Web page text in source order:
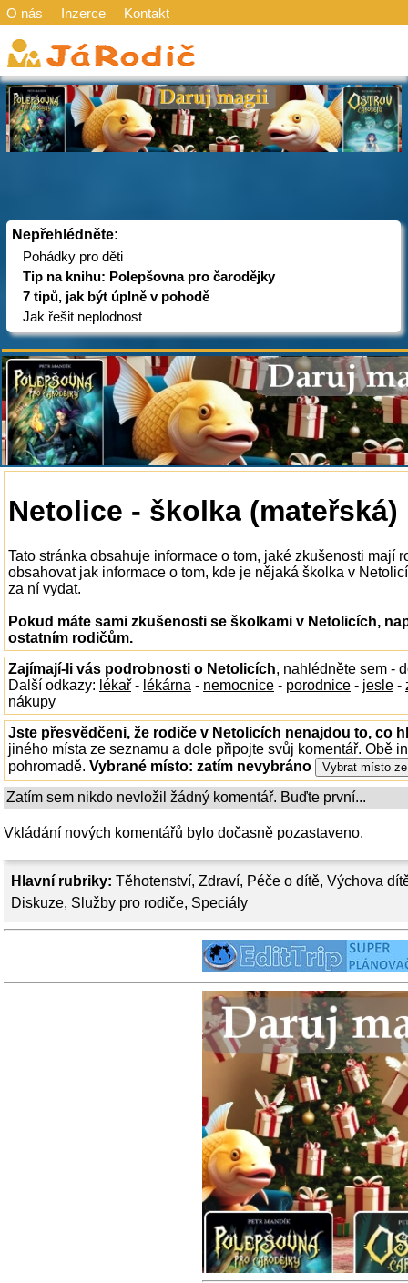
O nás Inzerce Kontakt
Nepřehlédněte:
Pohádky pro děti
Tip na knihu: Polepšovna pro čarodějky
7 tipů, jak být úplně v pohodě
Jak řešit neplodnost
Hlavní rubriky: Těhotenství, Zdraví, Péče o dítě, Výchova
Diskuze, Služby pro rodiče, Speciály
Netolice - školka (mateřská)
Tato stránka obsahuje informace o tom, jaké zkušenosti mají
obsahovat jak informace o tom, kde je nějaká školka v
za ní vydat.
Pokud máte sami zkušenosti se školkami v Netolicích,
ostatním rodičům.
Zajímají-li vás podrobnosti o Netolicích, nahlédněte sem -
Další odkazy: lékař - lékárna - nemocnice - porodnice - jesle -
nákupy
Jste přesvědčeni, že rodiče v Netolicích nenajdou to, co
jiného místa ze seznamu a dole připojte svůj komentář. Obě
pohromadě. Vybrané místo: zatím nevybráno
Zatím sem nikdo nevložil žádný komentář. Buďte první...
Vkládání nových komentářů bylo dočasně pozastaveno.